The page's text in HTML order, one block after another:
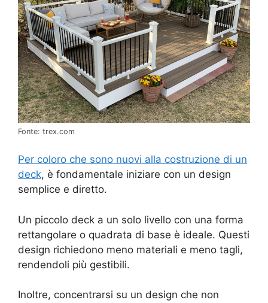
Fonte: trex.com
Per coloro che sono nuovi alla costruzione di un
deck, è fondamentale iniziare con un design
semplice e diretto.
Un piccolo deck a un solo livello con una forma
rettangolare o quadrata di base è ideale. Questi
design richiedono meno materiali e meno tagli,
rendendoli più gestibili.
Inoltre, concentrarsi su un design che non